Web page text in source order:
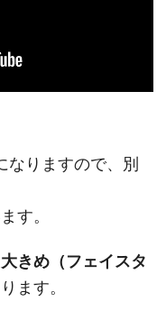
なりますので、別
す。
大きめ（フェイスタ
ます。